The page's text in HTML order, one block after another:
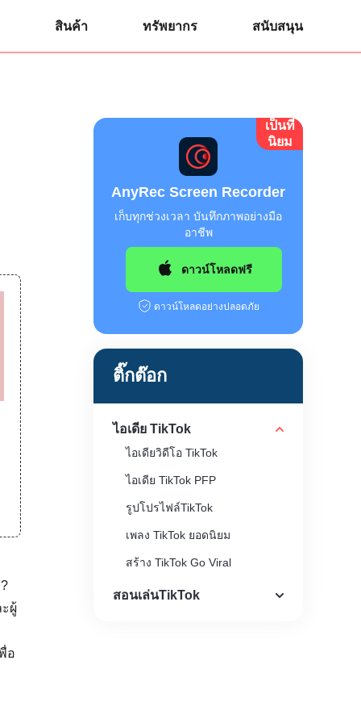
สินค้า ทรัพยากร สนับสนุน
เป็นที่
นิยม
AnyRec Screen Recorder
เก็บทุกช่วงเวลา บันทึกภาพอย่างมือ
อาชีพ
ดาวน์โหลดฟรี
ดาวน์โหลดอย่างปลอดภัย
ติ๊กต๊อก
ไอเดีย TikTok
ไอเดียวิดีโอ TikTok
ไอเดีย TikTok PFP
รูปโปรไฟล์TikTok
เพลง TikTok ยอดนิยม
สร้าง TikTok Go Viral
รับมุมมองเพิ่มเติมบน TikTok
สอนเล่นTikTok
ผู้
อ